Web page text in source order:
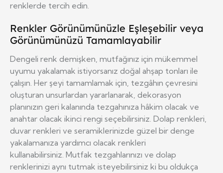
renklerde tercih edin.
Renkler Görünümünüzle Eşleşebilir veya
Görünümünüzü Tamamlayabilir
Dengeli renk demişken, mutfağınız için mükemmel
uyumu yakalamak istiyorsanız doğal ahşap tonları ile
çalışın. Her şeyi tamamlamak için, tezgâhın çevresini
oluşturan unsurlardan yararlanarak, dekorasyon
planınızın geri kalanında tezgahınıza hâkim olacak ve
anahtar olacak ikinci rengi seçebilirsiniz. Dolap renkleri,
duvar renkleri ve seramiklerinizde güzel bir denge
yakalamanıza yardımcı olacak renkleri
kullanabilirsiniz. Mutfak tezgahlarınızı ve dolap
renklerinizi aynı tutmak isteyebilirsiniz ki bu oldukça